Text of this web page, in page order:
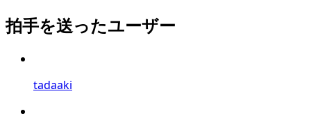
拍手を送ったユーザー
tadaaki